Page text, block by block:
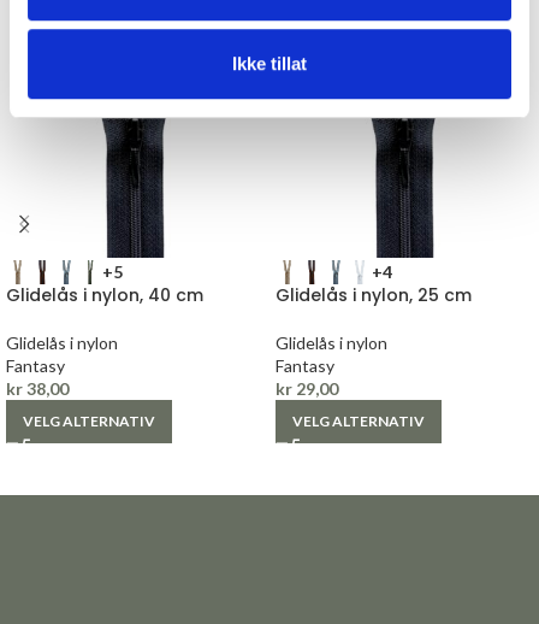
Ikke tillat
+5
Glidelås i nylon, 40 cm
Glidelås i nylon
Fantasy
kr38,00
VELG ALTERNATIV
+4
Glidelås i nylon, 25 cm
Glidelås i nylon
Fantasy
kr 29,00
VELG ALTERNATIV